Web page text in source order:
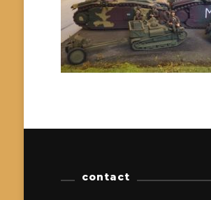
contact